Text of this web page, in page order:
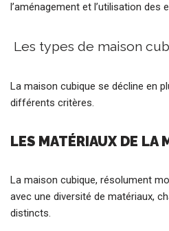
l’aménagement et l’utilisation des
Les types de maison
La maison cubique se décline en
différents critères.
LES MATÉRIAUX DE LA
La maison cubique, résolument
avec une diversité de matériaux,
distincts.